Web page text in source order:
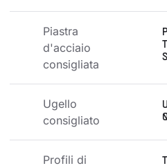
Piastra
d'acciaio
consigliata
Ugello
consigliato
Profili di